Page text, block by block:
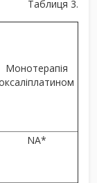
Таблиця 3.
Монотерапія
NA*